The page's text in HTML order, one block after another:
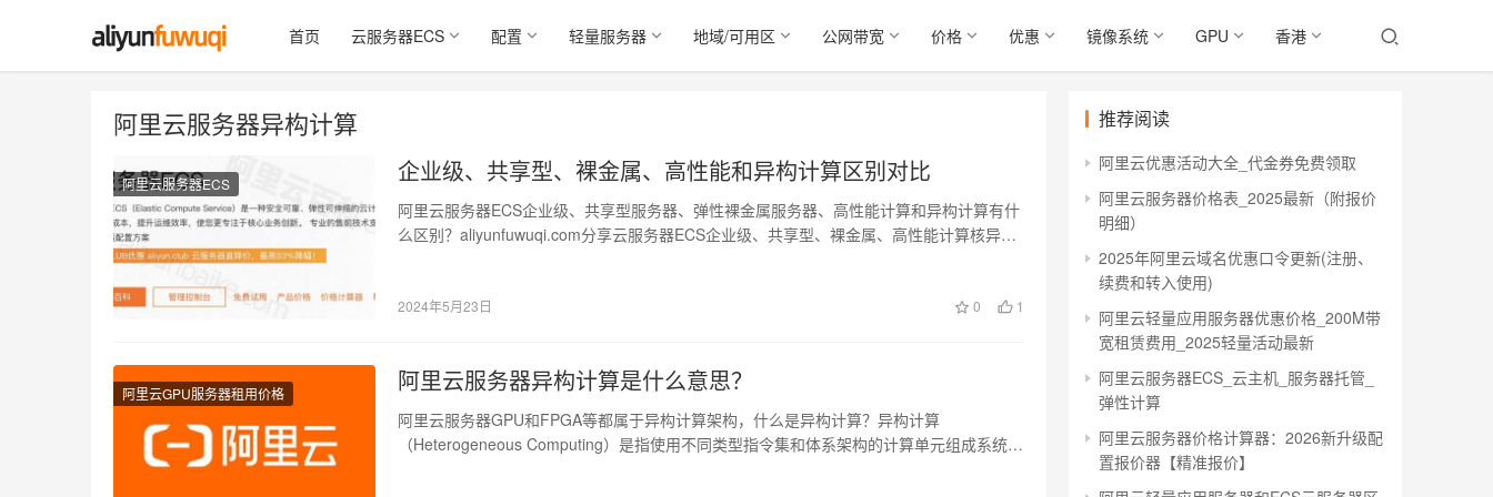
首页 云服务器ECS 配置 轻量服务器 地域/可用区 公网带宽 价格 优惠 镜像系统 GPU 香港
阿里云服务器异构计算
阿里云服务器ECS 企业级、共享型、裸金属、高性能和异构计算区别对比
阿里云服务器ECS企业级、共享型服务器、弹性裸金属服务器、高性能计算和异构计算有什
么区别？aliyunfuwuqi.com分享云服务器ECS企业级、共享型、裸金属、高性能计算核异
2024年5月23日 0 1
阿里云GPU服务器租用价格 阿里云服务器异构计算是什么意思？
阿里云服务器GPU和FPGA等都属于异构计算架构，什么是异构计算？异构计算
（Heterogeneous Computing）是指使用不同类型指令集和体系架构的计算单元组成系统的
推荐阅读
阿里云优惠活动大全_代金券免费领取
阿里云服务器价格表_2025最新（附报价
明细）
2025年阿里云域名优惠口令更新(注册、
续费和转入使用)
阿里云轻量应用服务器优惠价格_200M带
宽租赁费用_2025轻量活动最新
阿里云服务器ECS_云主机_服务器托管_
弹性计算
阿里云服务器价格计算器：2026新升级配
置报价器【精准报价】